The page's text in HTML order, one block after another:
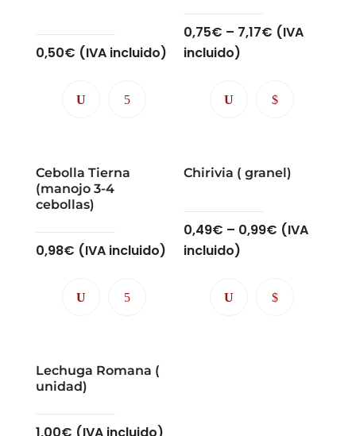
0,50€ (IVA incluido)
0,75€ – 7,17€ (IVA
incluido)
Cebolla Tierna
(manojo 3-4
cebollas)
0,98€ (IVA incluido)
Chirivia ( granel)
0,49€ – 0,99€ (IVA
incluido)
Lechuga Romana (
unidad)